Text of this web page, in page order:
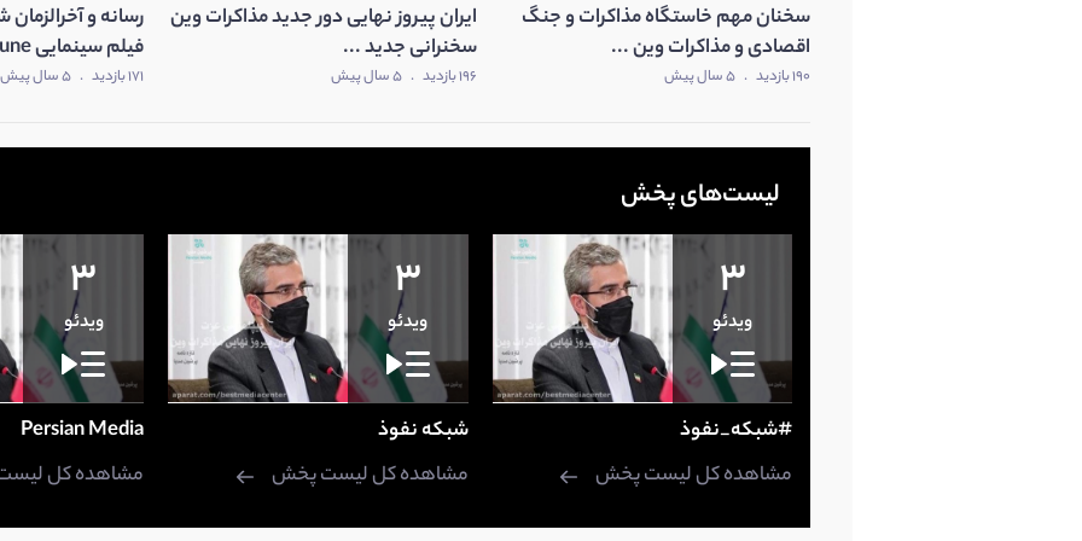
سخنان مهم خاستگاه مذاکرات و جنگ
اقصادی و مذاکرات وین ...
190 بازدید . 5 سال پیش
ایران پیروز نهایی دور جدید مذاکرات وین
سخنرانی جدید ...
196 بازدید . 5 سال پیش
فیلم سینمایی Dune ...
171 بازدید . 5 سال پیش
لیست‌های پخش
3
ویدئو
#شبکه_نفوذ
مشاهده کل لیست پخش
3
ویدئو
شبکه نفوذ
مشاهده کل لیست پخش
3
ویدئو
Persian Media
مشاهده کل